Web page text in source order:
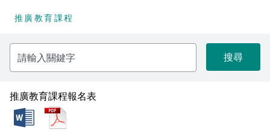
願景使命核心價值
諮詢信箱
校外班
相關連結
回空大首頁
推廣教育課程
請
輸
入
關
字
推廣教育課程報名表
doc